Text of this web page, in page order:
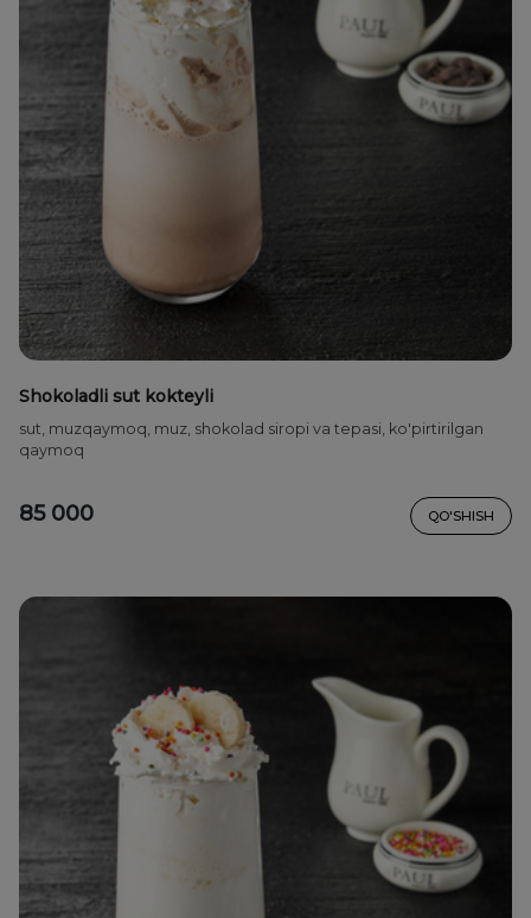
Shokoladli sut kokteyli
sut, muzqaymoq, muz, shokolad siropi va tepasi, ko'pirtirilgan
qaymoq
85 000 QO'SHISH